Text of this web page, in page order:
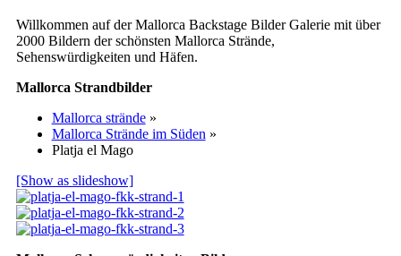
Willkommen auf der Mallorca Backstage Bilder Galerie mit über
2000 Bildern der schönsten Mallorca Strände,
Sehenswürdigkeiten und Häfen.
Mallorca Strandbilder
Mallorca strände »
Mallorca Strände im Süden »
Platja el Mago
[Show as slideshow]